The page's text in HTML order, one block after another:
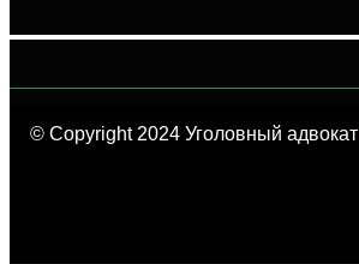
© Copyright 2024 Уголовный адвокат